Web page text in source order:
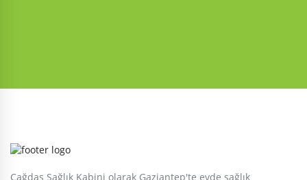
Çağdaş Sağlık Kabini olarak Gaziantep'te evde sağlık